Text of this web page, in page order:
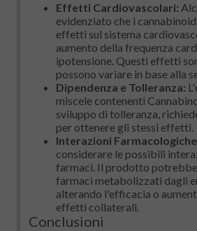
Effetti Cardiovascolari:
evidenziato che i
effetti sul sistema
aumento della frequenza
ipotensione. Questi effetti
possono variare in base alla
Dipendenza e Tolleranza:
miscele contenenti
sviluppo di tolleranza,
per ottenere gli stessi effetti.
Interazioni
considerare le possibili
farmaci. Il prodotto
farmaci metabolizzati dagli
alterando l'efficacia o
effetti collaterali.
Conclusioni